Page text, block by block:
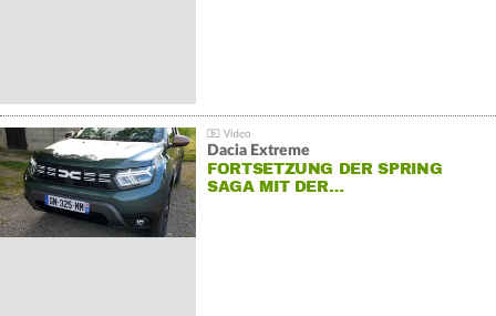
Dacia Extreme
FORTSETZUNG DER SPRING
SAGA MIT DER…